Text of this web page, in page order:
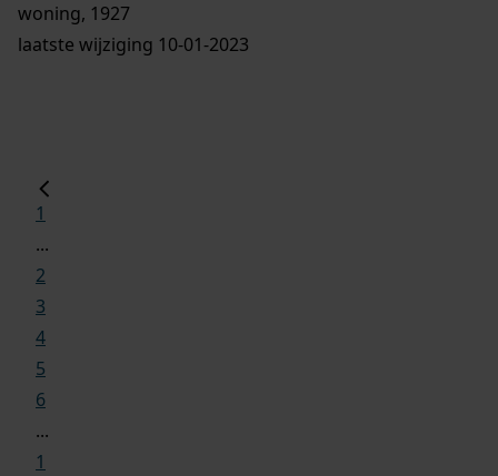
woning, 1927
laatste wijziging 10-01-2023
1
...
2
3
4
5
6
...
1